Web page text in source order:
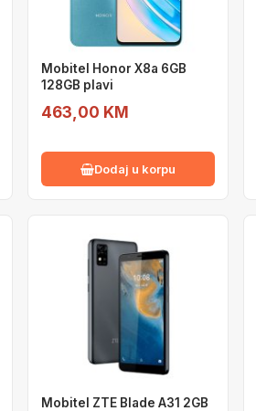
Mobitel Honor X8a 6GB
128GB plavi
463,00 KM
Dodaj u korpu
Mobitel ZTE Blade A31 2GB